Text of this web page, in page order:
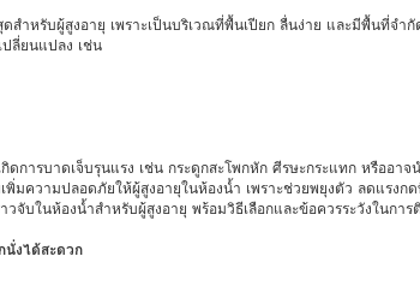
หรับผู้สูงอายุ เพราะเป็นบริเวณที่พื้นเปียก ลื่นง่าย และมีพื้นที่จำ
ปลี่ยนแปลง เช่น
ดการบาดเจ็บรุนแรง เช่น กระดูกสะโพกหัก ศีรษะกระแทก หรืออา
มความปลอดภัยให้ผู้สูงอายุในห้องน้ำ เพราะช่วยพยุงตัว ลดแรงก
จับในห้องน้ำสำหรับผู้สูงอายุ พร้อมวิธีเลือกและข้อควรระวังในการ
งได้สะดวก